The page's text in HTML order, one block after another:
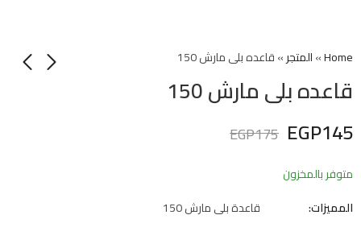
Home
»المتجر»قاعده بلى مارش 150
قاعده بلى مارش 150
EGP145
EGP175
متوفر بالمخزون
المميزات:
قاعدة بلى مارش 150